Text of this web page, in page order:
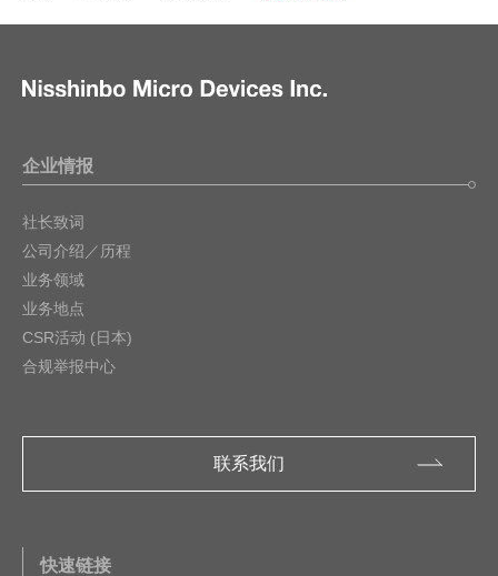
企业情报
社长致词
公司介绍／历程
业务领域
业务地点
CSR活动 (日本)
合规举报中心
联系我们
快速链接